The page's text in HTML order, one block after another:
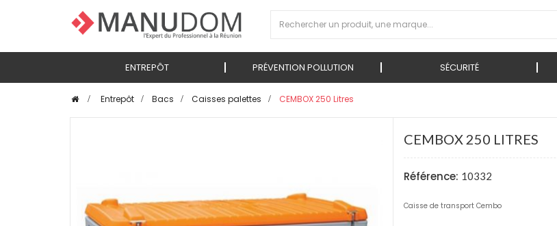
ENTREPÔT PRÉVENTION POLLUTION SÉCURITÉ
> Entrepôt > Bacs > Caisses palettes > CEMBOX 250 Litres
CEMBOX 250 LITRES
Référence: 10332
Caisse de transport Cembo